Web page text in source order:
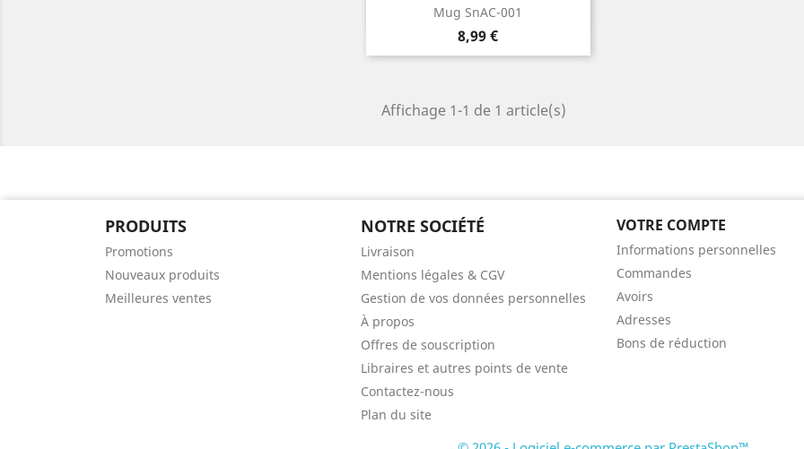
Mug SnAC-001
Prix
8,99 €
Aperçu rapide
Affichage 1-1 de 1 article(s)
PRODUITS
Promotions
Nouveaux produits
Meilleures ventes
NOTRE SOCIÉTÉ
Livraison
Mentions légales & CGV
Gestion de vos données personnelles
À propos
Offres de souscription
Libraires et autres points de vente
Contactez-nous
Plan du site
VOTRE COMPTE
Informations personnelles
Commandes
Avoirs
Adresses
Bons de réduction